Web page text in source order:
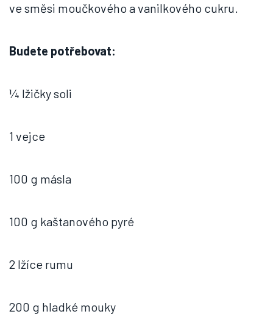
ve směsi moučkového a vanilkového cukru.
Budete potřebovat:
¼ lžičky soli
1 vejce
100 g másla
100 g kaštanového pyré
2 lžíce rumu
200 g hladké mouky